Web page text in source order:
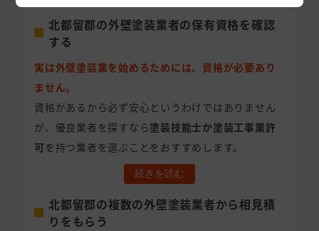
北都留郡の外壁塗装業者の保有資格を確認
する
実は外壁塗装業を始めるためには、資格が必要あり
ません。
資格があるから必ず安心というわけではありません
が、優良業者を探すなら塗装技能士か塗装工事業許
可 を持つ業者を選ぶことをおすすめします。
続きを読む
北都留郡の複数の外壁塗装業者から相見積
りをもらう